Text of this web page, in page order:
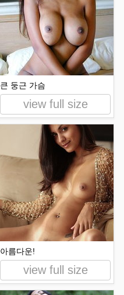
큰 둥근 가슴
view full size
아름다운!
view full size